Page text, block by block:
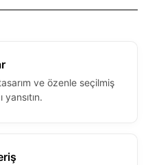
ve özenle seçilmiş
yansıtın.